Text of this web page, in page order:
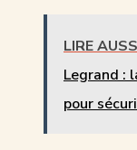
LIRE
Legrand :
pour